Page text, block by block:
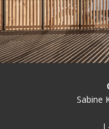
Sabine
I